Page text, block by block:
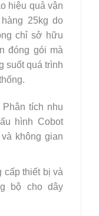
hiệu quả vận
25kg do
chỉ sở hữu
đóng gói mà
suốt quá trình
Phân tích nhu
hình Cobot
không gian
cấp thiết bị và
bộ cho dây